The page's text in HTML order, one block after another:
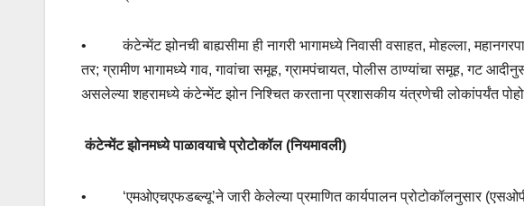
•कंटेन्मेंट झोनची बाह्यसीमा ही नागरी भागामध्ये निवासी वसाहत,मोहल्ला,
तर;ग्रामीण भागामध्ये गाव,गावांचा समूह,ग्रामपंचायत,पोलीस ठाण्यांचा समूह,गट
असलेल्या शहरामध्ये कंटेन्मेंट झोन निश्चित करताना प्रशासकीय यंत्रणेची लोकांपर्यंत
कंटेन्मेंट झोनमध्ये पाळावयाचे प्रोटोकॉल (नियमावली)
• ‘एमओएचएफडब्ल्यू’ने जारी केलेल्या प्रमाणित कार्यपालन प्रोटोकॉलनुसार (एसओपी)